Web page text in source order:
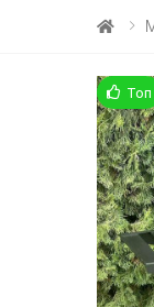
Топ